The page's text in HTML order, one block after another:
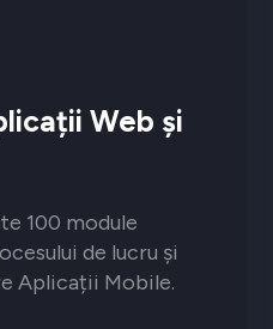
Web și
100 module
de lucru și
Aplicații Mobile.